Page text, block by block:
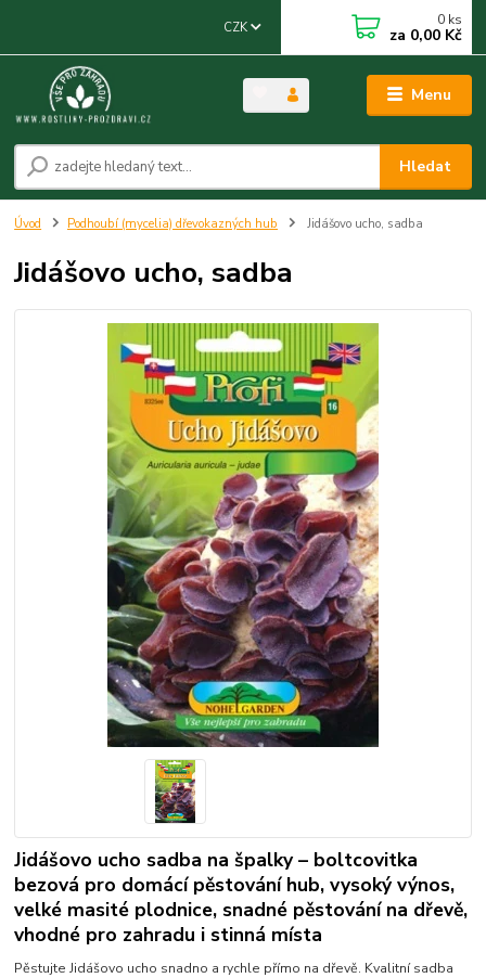
Menu
CZK
Hledat
0 ks
za 0,00 Kč
Úvod Podhoubí (mycelia) dřevokazných hub Jidášovo ucho, sadba
Jidášovo ucho, sadba
Jidášovo ucho sadba na špalky – boltcovitka
bezová pro domácí pěstování hub, vysoký výnos,
velké masité plodnice, snadné pěstování na dřevě,
vhodné pro zahradu i stinná místa
Pěstujte Jidášovo ucho snadno a rychle přímo na dřevě. Kvalitní sadba